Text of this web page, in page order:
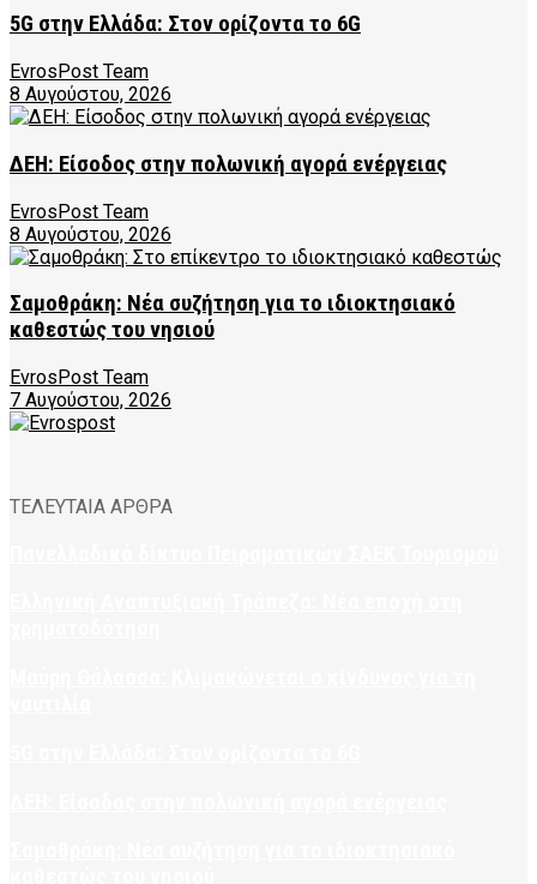
5G στην Ελλάδα: Στον ορίζοντα το 6G
EvrosPost Team
8 Αυγούστου, 2026
ΔΕΗ: Είσοδος στην πολωνική αγορά ενέργειας
EvrosPost Team
8 Αυγούστου, 2026
Σαμοθράκη: Νέα συζήτηση για το ιδιοκτησιακό
καθεστώς του νησιού
EvrosPost Team
7 Αυγούστου, 2026
ΤΕΛΕΥΤΑΙΑ ΑΡΘΡΑ